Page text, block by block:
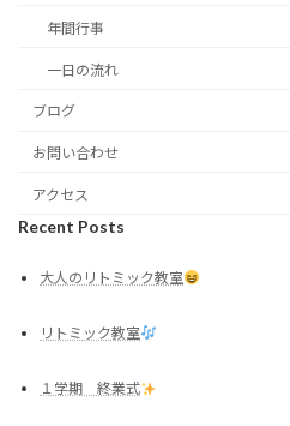
年間行事
一日の流れ
ブログ
お問い合わせ
アクセス
Recent Posts
大人のリトミック教室
リトミック教室
１学期 終業式